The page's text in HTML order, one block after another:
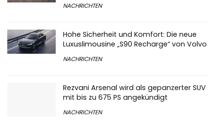
NACHRICHTEN
Hohe Sicherheit und Komfort: Die neue
Luxuslimousine „S90 Recharge“ von Volvo
NACHRICHTEN
Rezvani Arsenal wird als gepanzerter SUV
mit bis zu 675 PS angekündigt
NACHRICHTEN